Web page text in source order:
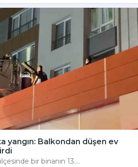
yangın: Balkondan düşen ev
bir binanın 13....